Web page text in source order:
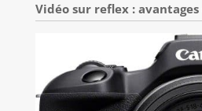
Vidéo sur reflex :